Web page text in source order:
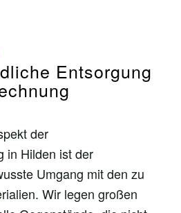
Entsorgung
der
in Hilden ist der
Umgang mit den zu
Wir legen großen